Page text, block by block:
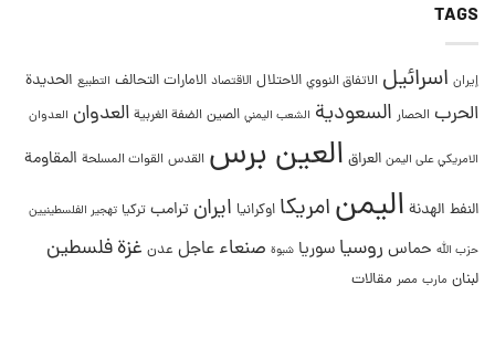
TAGS
إيران اسرائيل الاتفاق النووي الاحتلال الاقتصاد الامارات التحالف التطبيع الحديدة
الحرب الحصار السعودية الشعب اليمني الصين الضفة الغربية العدوان العدوان
الامريكي على اليمن العراق العين برس القدس القوات المسلحة المقاومة
النفط الهدنة اليمنامريكا اوكرانيا ايران ترامب تركيا تهجير الفلسطينيين
حزب الله حماس روسيا سوريا شبوة صنعاء عاجل عدن غزةفلسطين
لبنان مارب مصر مقالات